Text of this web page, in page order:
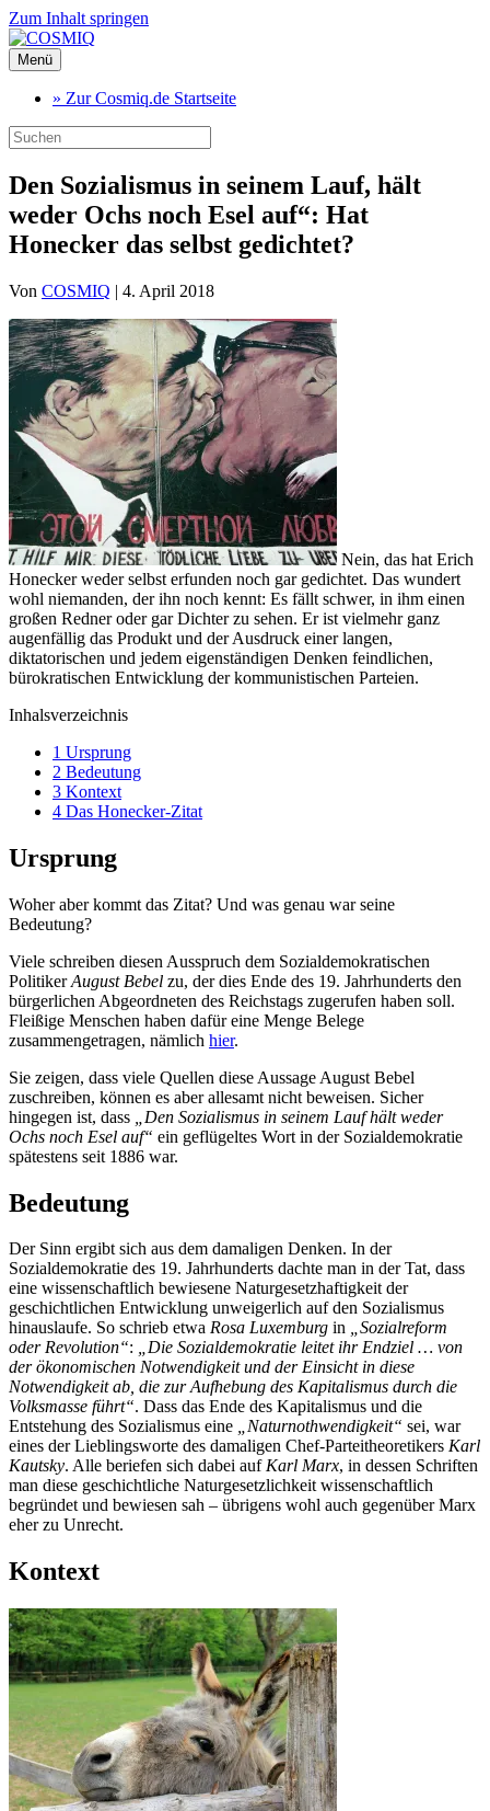
Zum Inhalt springen
Menü
» Zur Cosmiq.de Startseite
Den Sozialismus in seinem Lauf, hält
weder Ochs noch Esel auf“: Hat
Honecker das selbst gedichtet?
Von COSMIQ | 4. April 2018
Nein, das hat Erich
Honecker weder selbst erfunden noch gar gedichtet. Das wundert
wohl niemanden, der ihn noch kennt: Es fällt schwer, in ihm einen
großen Redner oder gar Dichter zu sehen. Er ist vielmehr ganz
augenfällig das Produkt und der Ausdruck einer langen,
diktatorischen und jedem eigenständigen Denken feindlichen,
bürokratischen Entwicklung der kommunistischen Parteien.
Inhalsverzeichnis
1 Ursprung
2 Bedeutung
3 Kontext
4 Das Honecker-Zitat
Ursprung
Woher aber kommt das Zitat? Und was genau war seine
Bedeutung?
Viele schreiben diesen Ausspruch dem Sozialdemokratischen
PolitikerAugust Bebel zu, der dies Ende des 19. Jahrhunderts den
bürgerlichen Abgeordneten des Reichstags zugerufen haben soll.
Fleißige Menschen haben dafür eine Menge Belege
zusammengetragen, nämlich hier.
Sie zeigen, dass viele Quellen diese Aussage August Bebel
zuschreiben, können es aber allesamt nicht beweisen. Sicher
hingegen ist, dass
„Den Sozialismus in seinem Lauf hält weder
Ochs noch Esel auf“ ein geflügeltes Wort in der Sozialdemokratie
spätestens seit 1886 war.
Bedeutung
Der Sinn ergibt sich aus dem damaligen Denken. In der
Sozialdemokratie des 19. Jahrhunderts dachte man in der Tat, dass
eine wissenschaftlich bewiesene Naturgesetzhaftigkeit der
geschichtlichen Entwicklung unweigerlich auf den Sozialismus
hinauslaufe. So schrieb etwa Rosa Luxemburg in „Sozialreform
oder Revolution“: „Die Sozialdemokratie leitet ihr Endziel … von
der ökonomischen Notwendigkeit und der Einsicht in diese
Notwendigkeit ab, die zur Aufhebung des Kapitalismus durch die
Volksmasse führt“. Dass das Ende des Kapitalismus und die
Entstehung des Sozialismus eine „Naturnothwendigkeit“ sei, war
eines der Lieblingsworte des damaligen Chef-Parteitheoretikers Karl
Kautsky. Alle beriefen sich dabei aufKarl Marx, in dessen Schriften
man diese geschichtliche Naturgesetzlichkeit wissenschaftlich
begründet und bewiesen sah – übrigens wohl auch gegenüber Marx
eher zu Unrecht.
Kontext